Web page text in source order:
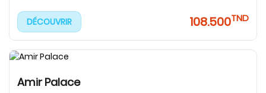
DÉCOUVRIR 108.500TND
Amir Palace